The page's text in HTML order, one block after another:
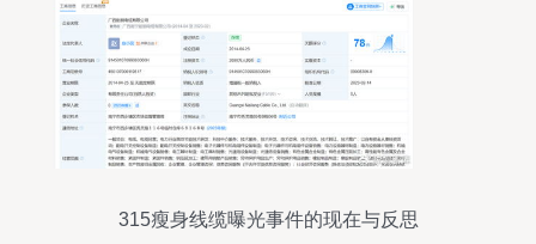
315瘦身线缆曝光事件的现在与反思